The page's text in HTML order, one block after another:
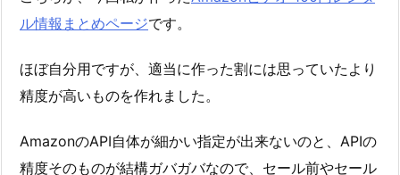
ル情報まとめページです。
ほぼ自分用ですが、適当に作った割には思っていたより
精度が高いものを作れました。
AmazonのAPI自体が細かい指定が出来ないのと、APIの
精度そのものが結構ガバガバなので、セール前やセール